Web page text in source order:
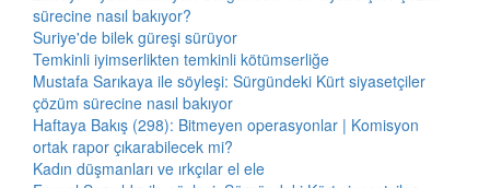
sürecine nasıl bakıyor?
Suriye'de bilek güreşi sürüyor
Temkinli iyimserlikten temkinli kötümserliğe
Mustafa Sarıkaya ile söyleşi: Sürgündeki Kürt siyasetçiler
çözüm sürecine nasıl bakıyor
Haftaya Bakış (298): Bitmeyen operasyonlar | Komisyon
ortak rapor çıkarabilecek mi?
Kadın düşmanları ve ırkçılar el ele